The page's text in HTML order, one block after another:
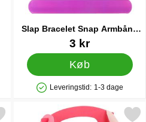
Slap Bracelet Snap Armbånd
Ensfarvet
Varenr 382303 kr
Køb
Produkttilgængelighed: På lager
Leveringstid: 1-3 dage
som favorit Markér festboks